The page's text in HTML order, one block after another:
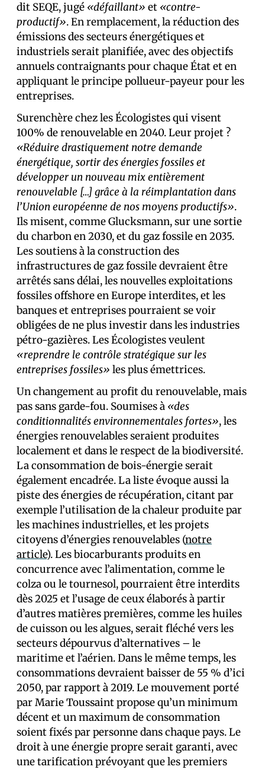
dit SEQE, jugé «défaillant» et «contre-
productif». En remplacement, la réduction des
émissions des secteurs énergétiques et
industriels serait planifiée, avec des objectifs
annuels contraignants pour chaque État et en
appliquant le principe pollueur-payeur pour les
entreprises.
Surenchère chez les Écologistes qui visent
100% de renouvelable en 2040. Leur projet ?
«Réduire drastiquement notre demande
énergétique, sortir des énergies fossiles et
développer un nouveau mix entièrement
renouvelable […] grâce à la réimplantation dans
l’Union européenne de nos moyens productifs».
Ils misent, comme Glucksmann, sur une sortie
du charbon en 2030, et du gaz fossile en 2035.
Les soutiens à la construction des
infrastructures de gaz fossile devraient être
arrêtés sans délai, les nouvelles exploitations
fossiles offshore en Europe interdites, et les
banques et entreprises pourraient se voir
obligées de ne plus investir dans les industries
pétro-gazières. Les Écologistes veulent
«reprendre le contrôle stratégique sur les
entreprises fossiles» les plus émettrices.
Un changement au profit du renouvelable, mais
pas sans garde-fou. Soumises à «des
conditionnalités environnementales fortes», les
énergies renouvelables seraient produites
localement et dans le respect de la biodiversité.
La consommation de bois-énergie serait
également encadrée. La liste évoque aussi la
piste des énergies de récupération, citant par
exemple l’utilisation de la chaleur produite par
les machines industrielles, et les projets
citoyens d’énergies renouvelables (notre
article). Les biocarburants produits en
concurrence avec l’alimentation, comme le
colza ou le tournesol, pourraient être interdits
dès 2025 et l’usage de ceux élaborés à partir
d’autres matières premières, comme les huiles
de cuisson ou les algues, serait fléché vers les
secteurs dépourvus d’alternatives – le
maritime et l’aérien. Dans le même temps, les
consommations devraient baisser de 55 % d’ici
2050, par rapport à 2019. Le mouvement porté
par Marie Toussaint propose qu’un minimum
décent et un maximum de consommation
soient fixés par personne dans chaque pays. Le
droit à une énergie propre serait garanti, avec
une tarification prévoyant que les premiers